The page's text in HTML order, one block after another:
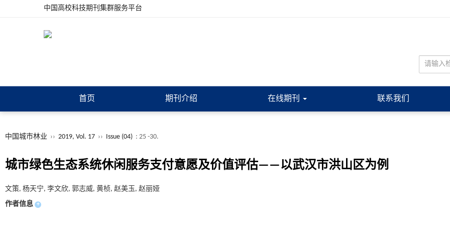
中国高校科技期刊集群服务平台
首页 期刊介绍 在线期刊 联系我们
中国城市林业 ›› 2019, Vol. 17 ›› Issue (04) : 25 -30.
城市绿色生态系统休闲服务支付意愿及价值评估——以武汉市洪山区为例
文策, 杨天宁, 李文欣, 郭志威, 黄桢, 赵美玉, 赵丽娅
作者信息 +